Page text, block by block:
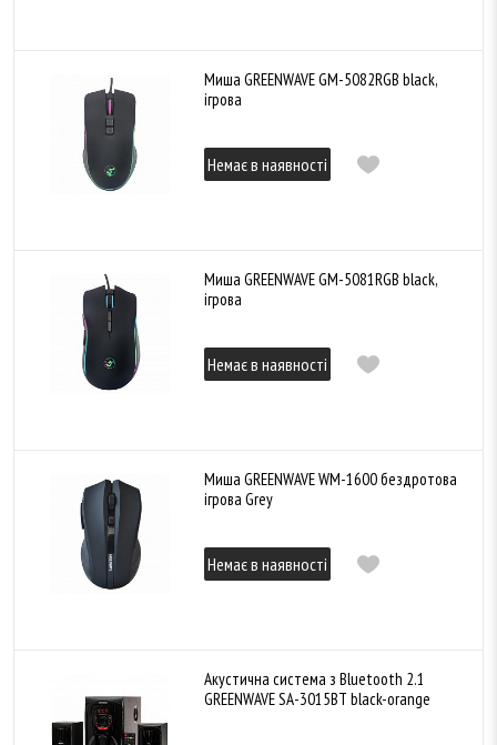
Миша GREENWAVE GM-5082RGB black,
ігрова
Немає в наявності
Миша GREENWAVE GM-5081RGB black,
ігрова
Немає в наявності
Миша GREENWAVE WM-1600 бездротова
ігрова Grey
Немає в наявності
Акустична система з Bluetooth 2.1
GREENWAVE SA-3015BT black-orange